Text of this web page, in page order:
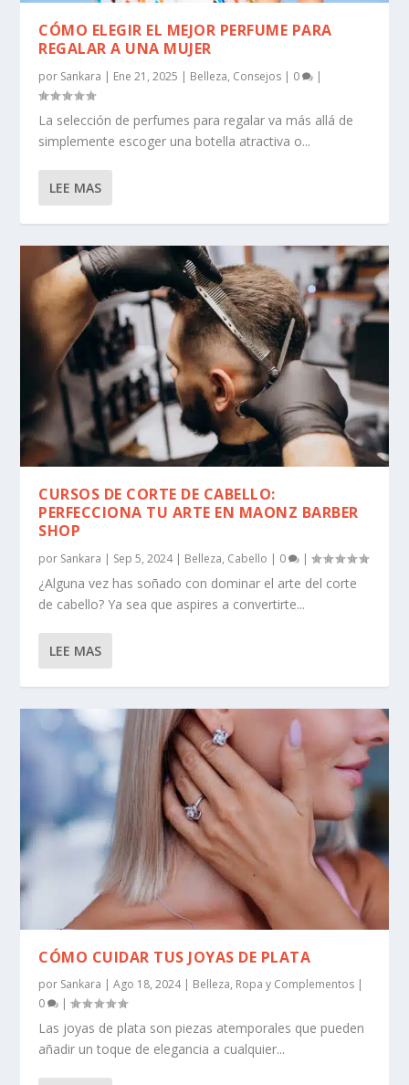
CÓMO ELEGIR EL MEJOR PERFUME PARA
REGALAR A UNA MUJER
por Sankara | Ene 21, 2025 | Belleza, Consejos | 0 |
La selección de perfumes para regalar va más allá de
simplemente escoger una botella atractiva o...
LEE MAS
CURSOS DE CORTE DE CABELLO:
PERFECCIONA TU ARTE EN MAONZ BARBER
SHOP
por Sankara | Sep 5, 2024| Belleza, Cabello | 0 |
¿Alguna vez has soñado con dominar el arte del corte
de cabello? Ya sea que aspires a convertirte...
LEE MAS
CÓMO CUIDAR TUS JOYAS DE PLATA
por Sankara |Ago 18, 2024| Belleza, Ropa y Complementos |
0
|
Las joyas de plata son piezas atemporales que pueden
añadir un toque de elegancia a cualquier...